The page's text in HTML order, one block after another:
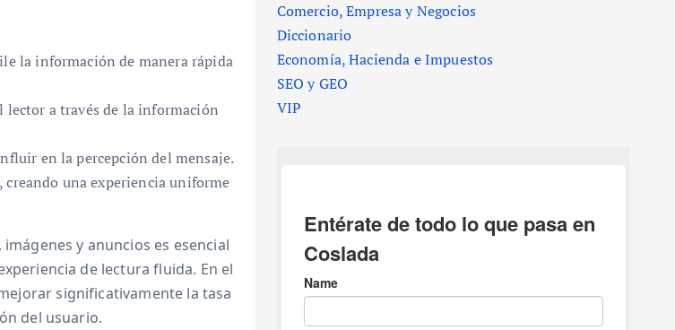
la información de manera rápida
lector a través de la información
en la percepción del mensaje.
una experiencia uniforme
y anuncios es esencial
de lectura fluida. En el
significativamente la tasa
del usuario.
Comercio, Empresa y Negocios
Diccionario
Economía, Hacienda e Impuestos
SEO y GEO
VIP